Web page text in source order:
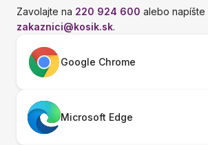
Zavolajte na 220 924 600 alebo napíšte
zakaznici@kosik.sk.
Google Chrome
Microsoft Edge